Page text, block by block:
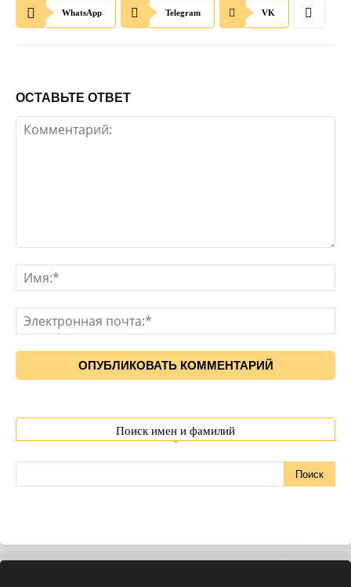
WhatsApp Telegram VK
ОСТАВЬТЕ ОТВЕТ
Поиск имен и фамилий